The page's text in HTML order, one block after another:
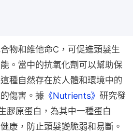
物和維他命C，可促進頭髮生
。當中的抗氧化劑可以幫助保
種自然存在於人體和環境中的
傷害。據 《Nutrients》 研究發
膠原蛋白，為其中一種蛋白
康，防止頭髮變脆弱和易斷。